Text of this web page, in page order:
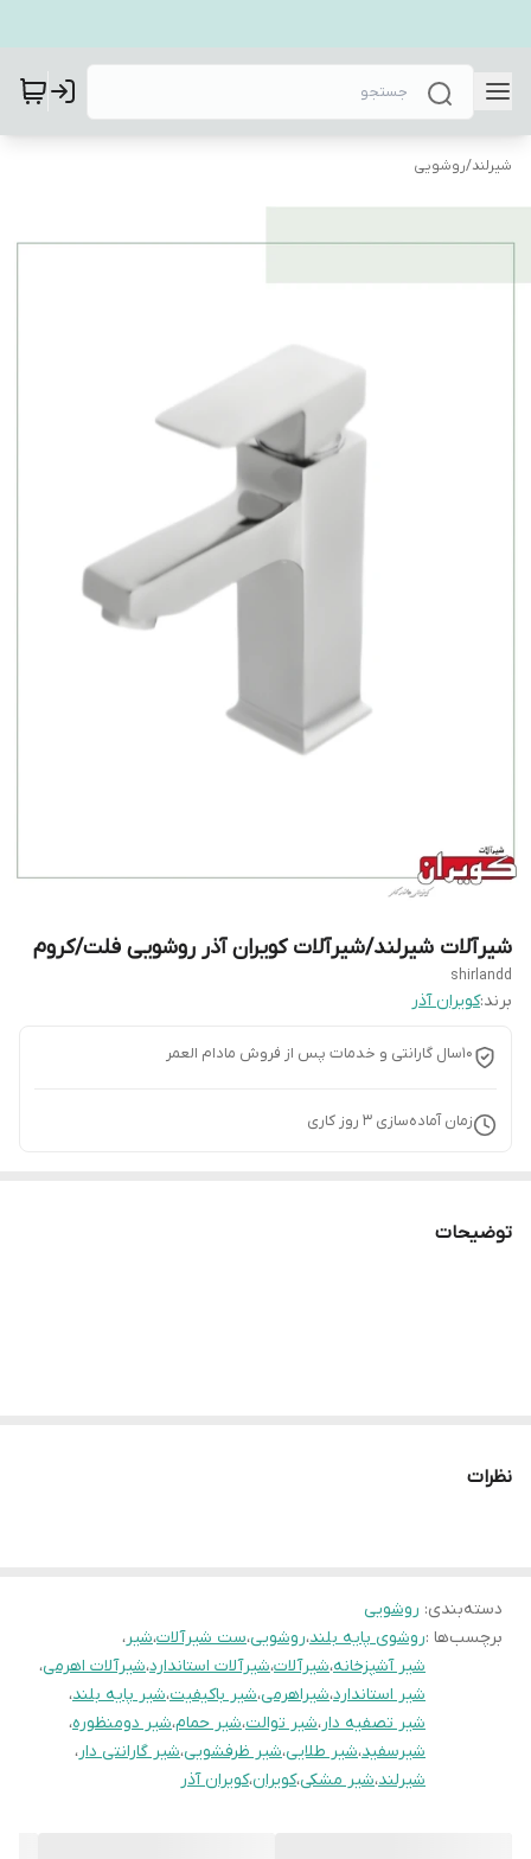
شیرلند/روشویی
شیرآلات شیرلند/شیرآلات کویران آذر روشویی فلت/کروم
shirlandd
برند:کویران آذر
10سال گارانتی و خدمات پس از فروش مادام العمر
زمان آماده‌سازی 3 روز کاری
توضیحات
نظرات
دسته‌بندی: روشویی
برچسب‌ها :روشوی پایه بلند،روشویی،ست شیرآلات،شیر،
شیر آشپزخانه،شیرآلات،شیرآلات استاندارد،شیرآلات اهرمی،
شیر استاندارد،شیراهرمی،شیر باکیفیت،شیر پایه بلند،
شیر تصفیه دار،شیر توالت،شیر حمام،شیر دومنظوره،
شیرسفید،شیر طلایی،شیر ظرفشویی،شیر گارانتی دار،
شیرلند،شیر مشکی،کویران،کویران آذر